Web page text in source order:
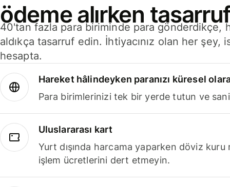
ödeme alırken
40'tan fazla para biriminde para gönderdikçe,
aldıkça tasarruf edin. İhtiyacınız olan her
hesapta.
Hareket hâlindeyken paranızı küresel
Para birimlerinizi tek bir yerde tutun ve
Uluslararası kart
Yurt dışında harcama yaparken döviz kuru
işlem ücretlerini dert etmeyin.